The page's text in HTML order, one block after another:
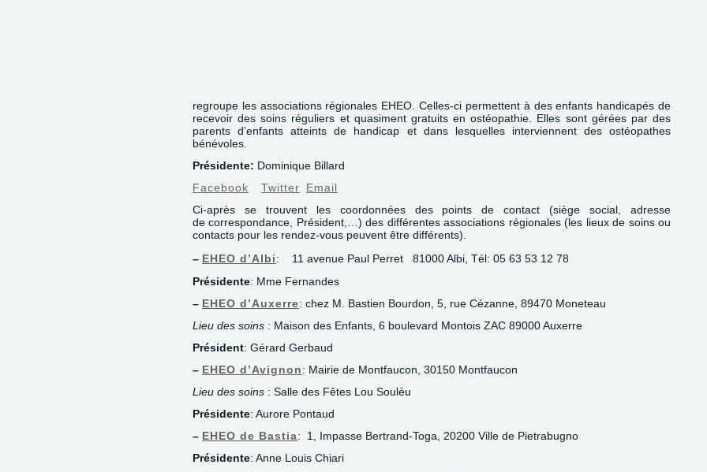
regroupe les associations régionales EHEO. Celles-ci permettent à des enfants handicapés de
recevoir des soins réguliers et quasiment gratuits en ostéopathie. Elles sont gérées par des
parents d’enfants atteints de handicap et dans lesquelles interviennent des ostéopathes
bénévoles.
Présidente: Dominique Billard
Facebook
Twitter
Email
Ci-après se trouvent les coordonnées des points de contact (siège social, adresse
de correspondance, Président,…) des différentes associations régionales (les lieux de soins ou
contacts pour les rendez-vous peuvent être différents).
– EHEO d’Albi: 11 avenue Paul Perret 81000 Albi, Tél: 05 63 53 12 78
Présidente: Mme Fernandes
– EHEO d’Auxerre: chez M. Bastien Bourdon, 5, rue Cézanne, 89470 Moneteau
Lieu des soins : Maison des Enfants, 6 boulevard Montois ZAC 89000 Auxerre
Président: Gérard Gerbaud
– EHEO d’Avignon: Mairie de Montfaucon, 30150 Montfaucon
Lieu des soins : Salle des Fêtes Lou Soulèu
Présidente: Aurore Pontaud
– EHEO de Bastia: 1, Impasse Bertrand-Toga, 20200 Ville de Pietrabugno
Présidente: Anne Louis Chiari